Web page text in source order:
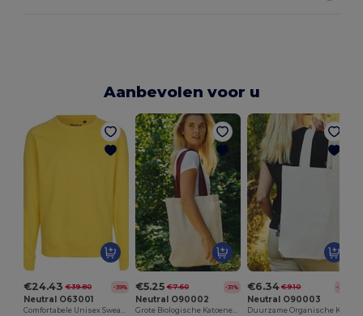
Aanbevolen voor u
€24.43 €39.80 -39%
Neutral O63001
Comfortabele Unisex Sweatshirt van Organisch Katoen
€5.25 €7.60 -31%
Neutral O90002
Grote Biologische Katoenen Tas met Contrasterende Handvatten
€6.34 €9.10 -30%
Neutral O90003